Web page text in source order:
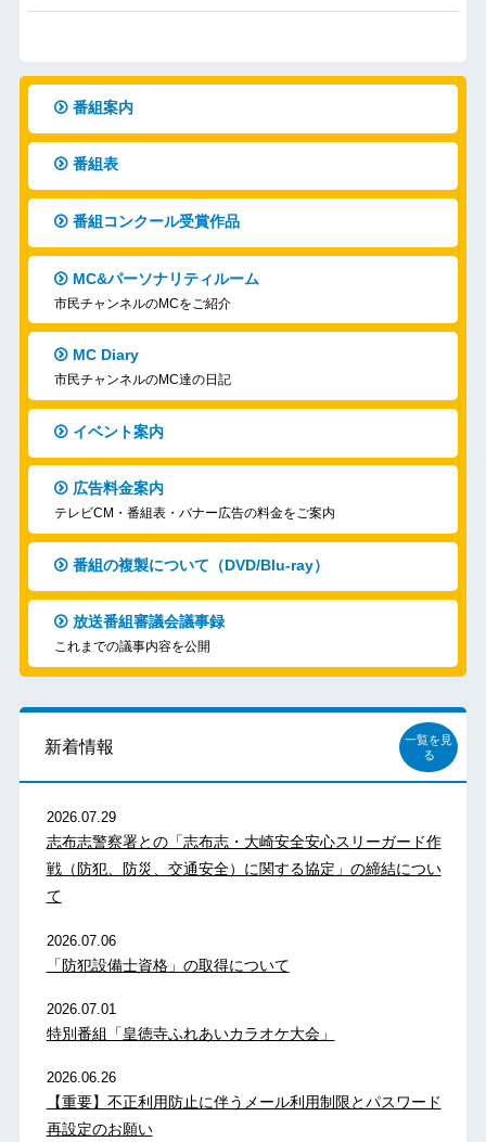
番組案内
番組表
番組コンクール受賞作品
MC&パーソナリティルーム
市民チャンネルのMCをご紹介
MC Diary
市民チャンネルのMC達の日記
イベント案内
広告料金案内
テレビCM・番組表・バナー広告の料金をご案内
番組の複製について（DVD/Blu-ray）
放送番組審議会議事録
これまでの議事内容を公開
新着情報
一覧を見
る
2026.07.29
志布志警察署との「志布志・大崎安全安心スリーガード作
戦（防犯、防災、交通安全）に関する協定」の締結につい
て
2026.07.06
「防犯設備士資格」の取得について
2026.07.01
特別番組「皇徳寺ふれあいカラオケ大会」
2026.06.26
【重要】不正利用防止に伴うメール利用制限とパスワード
再設定のお願い